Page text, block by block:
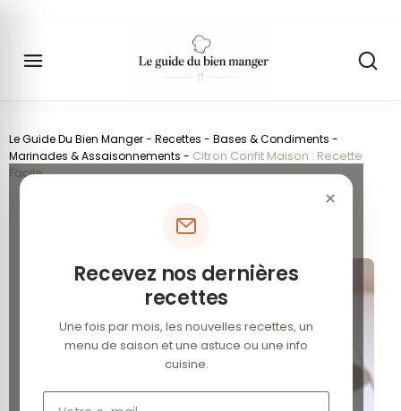
Le Guide Du Bien Manger- Recettes - Bases & Condiments -
Marinades & Assaisonnements - Citron Confit Maison : Recette
Facile
×
Recevez nos dernières
recettes
Une fois par mois, les nouvelles recettes, un
menu de saison et une astuce ou une info
cuisine.
Votre e-mail
Citron Confit Maison :
Recette Facile